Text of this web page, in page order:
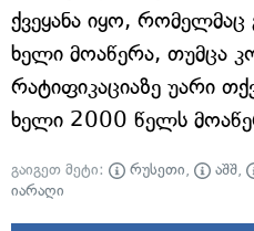
ქვეყანა იყო, რომელმაც
ხელი მოაწერა, თუმცა
რატიფიკაციაზე უარი
ხელი 2000 წელს
გაიგეთ მეტი: რუსეთი, აშშ,
იარაღი